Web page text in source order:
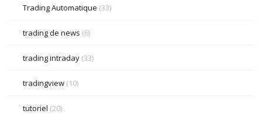
Trading Automatique (33)
trading de news (6)
trading intraday (33)
tradingview (10)
tutoriel (20)